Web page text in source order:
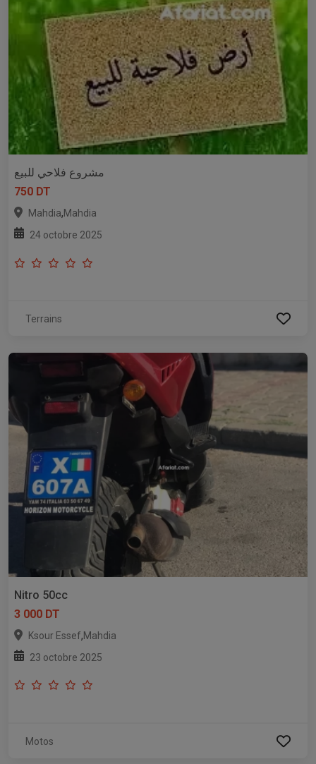
مشروع فلاحي للبيع
750 DT
Mahdia,Mahdia
24 octobre 2025
Terrains
Nitro 50cc
3 000 DT
Ksour Essef,Mahdia
23 octobre 2025
Motos